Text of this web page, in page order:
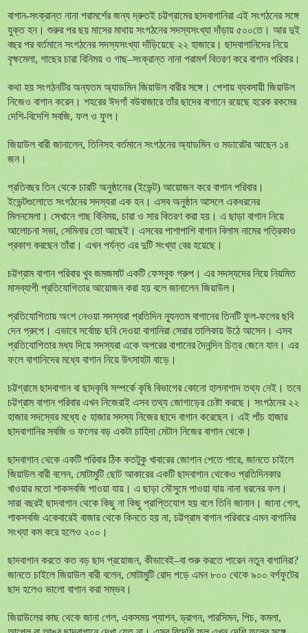
বাগান-সংক্রান্ত নানা পরামর্শের জন্য দ্রুতই চট্টগ্রামের ছাদবাগানিরা এই সংগঠনের সঙ্গে
যুক্ত হন। শুরুর পর ছয় মাসের মাথায় সংগঠনের সদস্যসংখ্যা দাঁড়ায় ৫০০তে। আর দুই
বছর পর বর্তমানে সংগঠনের সদস্যসংখ্যা দাঁড়িয়েছে ২২ হাজারে। ছাদবাগানিদের নিয়ে
বৃক্ষমেলা, গাছের চারা বিনিময় ও গাছ–সংক্রান্ত নানা পরামর্শ বিতরণ করে বাগান পরিবার।
কথা হয় সংগঠনটির অন্যতম অ্যাডমিন জিয়াউল বারীর সঙ্গে। পেশায় ব্যবসায়ী জিয়াউল
নিজেও বাগান করেন। শহরের ঈদগাঁ বউবাজারে তাঁর ছাদের বাগানে রয়েছে হরেক রকমের
দেশি-বিদেশি সবজি, ফল ও ফুল।
জিয়াউল বারী জানালেন, তিনিসহ বর্তমানে সংগঠনের অ্যাডমিন ও মডারেটর আছেন ১৪
জন।
প্রতিবছর তিন থেকে চারটি অনুষ্ঠানের (ইভেন্ট) আয়োজন করে বাগান পরিবার।
ইভেন্টগুলোতে সংগঠনের সদস্যরা এক হন। এসব অনুষ্ঠান আসলে একধরনের
মিলনমেলা। সেখানে গাছ বিনিময়, চারা ও সার বিতরণ করা হয়। এ ছাড়া বাগান নিয়ে
আলোচনা সভা, সেমিনার তো আছেই। এসবের পাশাপাশি বাগান বিলাস নামের পত্রিকাও
প্রকাশ করছেন তাঁরা। এখন পর্যন্ত এর দুটি সংখ্যা বের হয়েছে।
চট্টগ্রাম বাগান পরিবার খুব জমজমাট একটি ফেসবুক গ্রুপ। এর সদস্যদের নিয়ে নিয়মিত
মাসব্যাপী প্রতিযোগিতার আয়োজন করা হয় বলে জানালেন জিয়াউল।
প্রতিযোগিতায় অংশ নেওয়া সদস্যরা প্রতিদিন ন্যূনতম বাগানের তিনটি ফুল-ফলের ছবি
দেন গ্রুপে। এভাবে সর্বোচ্চ ছবি দেওয়া বাগানিরা সেরার তালিকায় উঠে আসেন। এসব
প্রতিযোগিতার মধ্য দিয়ে সদস্যরা একে অপরের বাগানের দৈনন্দিন চিত্র জেনে যান। এর
ফলে বাগানিদের মধ্যে বাগান নিয়ে উৎসাহটা বাড়ে।
চট্টগ্রামে ছাদবাগান বা ছাদকৃষি সম্পর্কে কৃষি বিভাগের কোনো হালনাগাদ তথ্য নেই। তবে
চট্টগ্রাম বাগান পরিবার এখন নিজেরাই এসব তথ্য জোগাড়ের চেষ্টা করছে। সংগঠনের ২২
হাজার সদস্যের মধ্যে ৫ হাজার সদস্য নিজের ছাদে বাগান করেছেন। এই পাঁচ হাজার
ছাদবাগানির সবজি ও ফলের বড় একটা চাহিদা মেটান নিজের বাগান থেকে।
ছাদবাগান থেকে একটি পরিবার ঠিক কতটুকু খাবারের জোগান পেতে পারে, জানতে চাইলে
জিয়াউল বারী বলেন, মোটামুটি ছোট আকারের একটি ছাদবাগান থেকেও প্রতিদিনকার
খাওয়ার মতো শাকসবজি পাওয়া যায়। এ ছাড়া মৌসুমে পাওয়া যায় নানা ধরনের ফল।
সারা বছরই ছাদবাগান থেকে কিছু না কিছু প্রাপ্তিযোগ হয় বলে তিনি জানান। জানা গেল,
শাকসবজি একেবারেই বাজার থেকে কিনতে হয় না, চট্টগ্রাম বাগান পরিবারে এমন বাগানির
সংখ্যা কম করে হলেও ২০০।
ছাদবাগান করতে কত বড় ছাদ প্রয়োজন, কীভাবেই–বা শুরু করতে পারেন নতুন বাগানিরা?
জানতে চাইলে জিয়াউল বারী বলেন, মোটামুটি রোদ পড়ে এমন ৮০০ থেকে ৯০০ বর্গফুটের
ছাদ হলেও ভালো বাগান করা সম্ভব।
জিয়াউলের কাছ থেকে জানা গেল, একসময় প্যাশন, ড্রাগন, পারসিমন, পিচ, কমলা,